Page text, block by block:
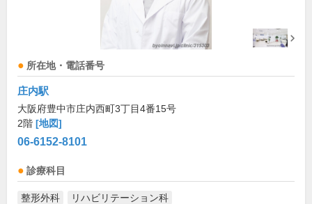
所在地・電話番号
庄内駅
大阪府豊中市庄内西町3丁目4番15号
2階 [地図]
06-6152-8101
診療科目
整形外科 リハビリテーション科